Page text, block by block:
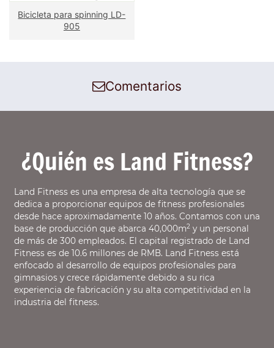
Bicicleta para spinning LD-
905
Comentarios
¿Quién es Land Fitness?
Land Fitness es una empresa de alta tecnología que se
dedica a proporcionar equipos de fitness profesionales
desde hace aproximadamente 10 años. Contamos con una
base de producción que abarca 40,000m2 y un personal
de más de 300 empleados. El capital registrado de Land
Fitness es de 10.6 millones de RMB. Land Fitness está
enfocado al desarrollo de equipos profesionales para
gimnasios y crece rápidamente debido a su rica
experiencia de fabricación y su alta competitividad en la
industria del fitness.